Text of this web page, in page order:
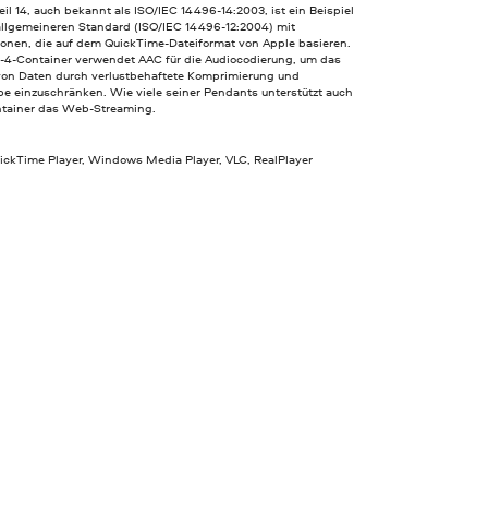
14, auch bekannt als ISO/IEC 14496-14:2003, ist ein Beispiel
Standard (ISO/IEC 14496-12:2004) mit
die auf dem QuickTime-Dateiformat von Apple basieren.
4-Container verwendet AAC für die Audiocodierung, um das
Daten durch verlustbehaftete Komprimierung und
einzuschränken. Wie viele seiner Pendants unterstützt auch
das Web-Streaming.
Player, Windows Media Player, VLC, RealPlayer